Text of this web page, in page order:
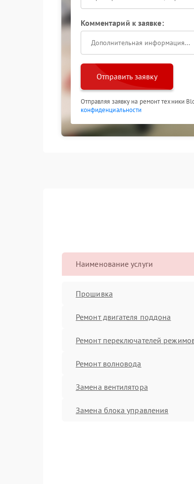
Комментарий к заявке:
Отправить заявку
Отправляя заявку на ремонт техники
конфиденциальности
Наименование услуги
Прошивка
Ремонт двигателя поддона
Ремонт переключателей
Ремонт волновода
Замена вентилятора
Замена блока управления